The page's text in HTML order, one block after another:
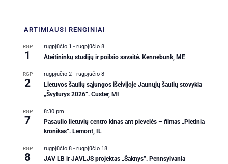
ARTIMIAUSI RENGINIAI
RGP
1
rugpjūčio 1 -rugpjūčio 8
Ateitininkų studijų ir poilsio savaitė. Kennebunk, ME
RGP
2
rugpjūčio 2 -rugpjūčio 8
Lietuvos šaulių sąjungos išeivijoje Jaunųjų šaulių stovykla
„Švyturys 2026“. Custer, MI
RGP
7
8:30 pm
Pasaulio lietuvių centro kinas ant pievelės – filmas „Pietinia
kronikas“. Lemont, IL
RGP
8
rugpjūčio 8 -rugpjūčio 18
JAV LB ir JAVLJS projektas „Šaknys”. Pennsylvania